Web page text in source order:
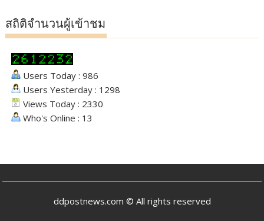
สถิติจำนวนผู้เข้าชม
Users Today : 986
Users Yesterday : 1298
Views Today : 2330
Who's Online : 13
ddpostnews.com © All rights reserved